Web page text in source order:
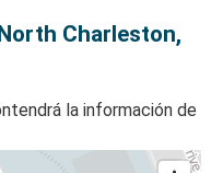
Charleston,
la información de